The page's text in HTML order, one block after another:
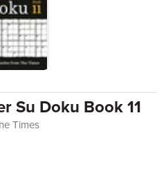
Su Doku Book 11
Times